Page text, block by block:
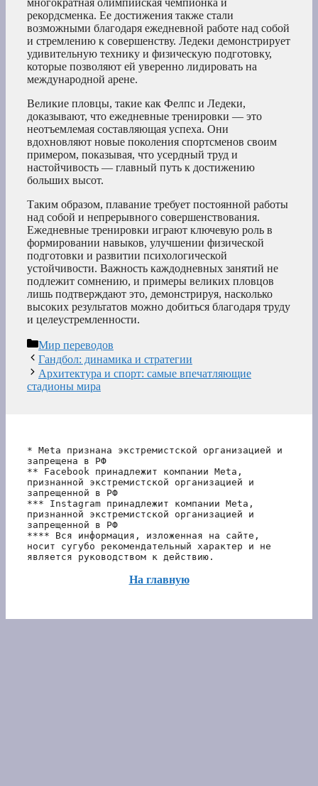
многократная олимпийская чемпионка и
рекордсменка. Ее достижения также стали
возможными благодаря ежедневной работе над собой
и стремлению к совершенству. Ледеки демонстрирует
удивительную технику и физическую подготовку,
которые позволяют ей уверенно лидировать на
международной арене.
Великие пловцы, такие как Фелпс и Ледеки,
доказывают, что ежедневные тренировки — это
неотъемлемая составляющая успеха. Они
вдохновляют новые поколения спортсменов своим
примером, показывая, что усердный труд и
настойчивость — главный путь к достижению
больших высот.
Таким образом, плавание требует постоянной работы
над собой и непрерывного совершенствования.
Ежедневные тренировки играют ключевую роль в
формировании навыков, улучшении физической
подготовки и развитии психологической
устойчивости. Важность каждодневных занятий не
подлежит сомнению, и примеры великих пловцов
лишь подтверждают это, демонстрируя, насколько
высоких результатов можно добиться благодаря труду
и целеустремленности.
Рубрики
Мир переводов
Гандбол: динамика и стратегии
Архитектура и спорт: самые впечатляющие
стадионы мира
* Meta признана экстремистской организацией и
запрещена в РФ
** Facebook принадлежит компании Meta,
признанной экстремистской организацией и
запрещенной в РФ
*** Instagram принадлежит компании Meta,
признанной экстремистской организацией и
запрещенной в РФ
**** Вся информация, изложенная на сайте,
носит сугубо рекомендательный характер и не
является руководством к действию.
На главную